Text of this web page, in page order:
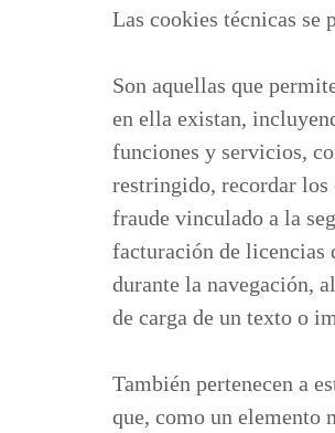
Las cookies técnicas se
Son aquellas que
en ella existan,
funciones y servicios,
restringido, recordar los
fraude vinculado a la
facturación de licencias
durante la navegación,
de carga de un texto o
También pertenecen a
que, como un elemento